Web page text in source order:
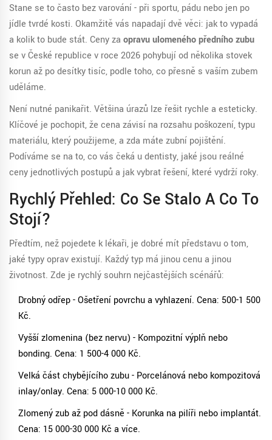
Stane se to často bez varování - při sportu, pádu nebo jen po
jídle tvrdé kosti. Okamžitě vás napadají dvě věci: jak to vypadá
a kolik to bude stát. Ceny za opravu ulomeného předního zubu
se v České republice v roce 2026 pohybují od několika stovek
korun až po desítky tisíc, podle toho, co přesně s vaším zubem
uděláme.
Není nutné panikařit. Většina úrazů lze řešit rychle a esteticky.
Klíčové je pochopit, že cena závisí na rozsahu poškození, typu
materiálu, který použijeme, a zda máte zubní pojištění.
Podíváme se na to, co vás čeká u dentisty, jaké jsou reálné
ceny jednotlivých postupů a jak vybrat řešení, které vydrží roky.
Rychlý Přehled: Co Se Stalo A Co To
Stojí?
Předtím, než pojedete k lékaři, je dobré mít představu o tom,
jaké typy oprav existují. Každý typ má jinou cenu a jinou
životnost. Zde je rychlý souhrn nejčastějších scénářů:
Drobný odřep- Ošetření povrchu a vyhlazení. Cena: 500-1 500
Kč.
Vyšší zlomenina (bez nervu) - Kompozitní výplň nebo
bonding. Cena: 1 500-4 000 Kč.
Velká část chybějícího zubu- Porcelánová nebo kompozitová
inlay/onlay. Cena: 5 000-10 000 Kč.
Zlomený zub až pod dásně - Korunka na pilíři nebo implantát.
Cena: 15 000-30 000 Kč a více.